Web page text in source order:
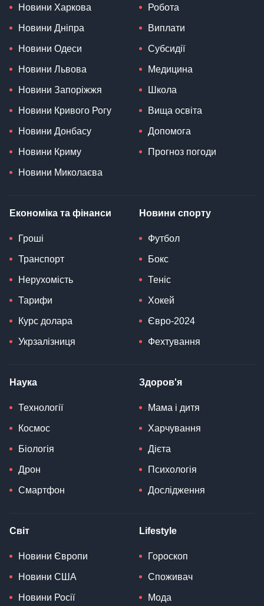
Новини Харкова
Новини Дніпра
Новини Одеси
Новини Львова
Новини Запоріжжя
Новини Кривого Рогу
Новини Донбасу
Новини Криму
Новини Миколаєва
Робота
Виплати
Субсидії
Медицина
Школа
Вища освіта
Допомога
Прогноз погоди
Економіка та фінанси
Гроші
Транспорт
Нерухомість
Тарифи
Курс долара
Укрзалізниця
Новини спорту
Футбол
Бокс
Теніс
Хокей
Євро-2024
Фехтування
Наука
Технології
Космос
Біологія
Дрон
Смартфон
Здоров'я
Мама і дитя
Харчування
Дієта
Психологія
Дослідження
Світ
Новини Європи
Новини США
Новини Росії
Lifestyle
Гороскоп
Споживач
Мода